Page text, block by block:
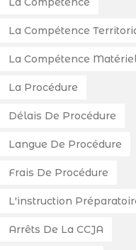
La Compétence
La Compétence
La Procédure
Délais De Procédure
Langue De Procédure
Frais De Procédure
L'instruction
Arrêts De La CCJA